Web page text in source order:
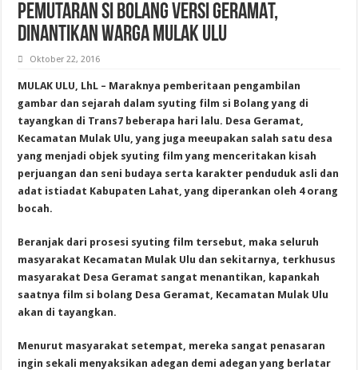
PEMUTARAN SI BOLANG VERSI GERAMAT,
DINANTIKAN WARGA MULAK ULU
Oktober 22, 2016
MULAK ULU, LhL – Maraknya pemberitaan pengambilan
gambar dan sejarah dalam syuting film si Bolang yang di
tayangkan di Trans7 beberapa hari lalu. Desa Geramat,
Kecamatan Mulak Ulu, yang juga meeupakan salah satu desa
yang menjadi objek syuting film yang menceritakan kisah
perjuangan dan seni budaya serta karakter penduduk asli dan
adat istiadat Kabupaten Lahat, yang diperankan oleh 4 orang
bocah.
Beranjak dari prosesi syuting film tersebut, maka seluruh
masyarakat Kecamatan Mulak Ulu dan sekitarnya, terkhusus
masyarakat Desa Geramat sangat menantikan, kapankah
saatnya film si bolang Desa Geramat, Kecamatan Mulak Ulu
akan di tayangkan.
Menurut masyarakat setempat, mereka sangat penasaran
ingin sekali menyaksikan adegan demi adegan yang berlatar